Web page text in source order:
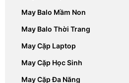
May Balo Mầm Non
May Balo Thời Trang
May Cặp Laptop
May Cặp Học Sinh
May Cặp Đa Năng